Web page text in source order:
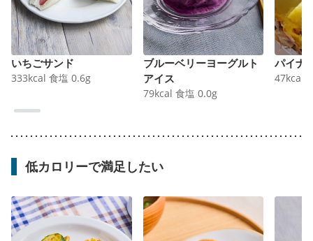
いちごサンド
333kcal 食塩 0.6g
ブルーベリーヨーグルト
アイス
79kcal 食塩 0.0g
パイナ
47kcal
低カロリーで満足したい